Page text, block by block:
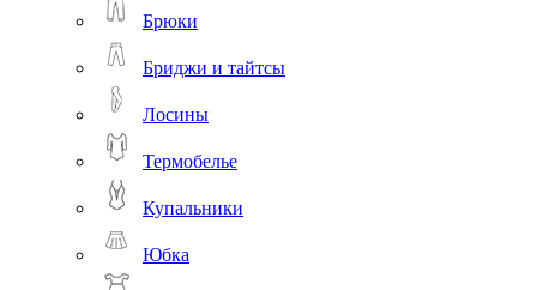
Брюки
Бриджи и тайтсы
Лосины
Термобелье
Купальники
Юбка